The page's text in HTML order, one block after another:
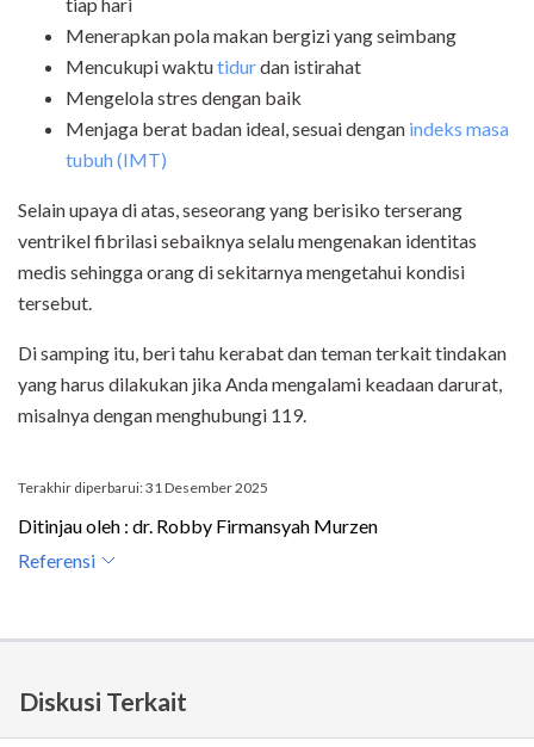
Menerapkan pola makan bergizi yang seimbang
Mencukupi waktutidurdan istirahat
Mengelola stres dengan baik
Menjaga berat badan ideal, sesuai dengan indeks masa
tubuh (IMT)
Selain upaya di atas, seseorang yang berisiko terserang
ventrikel fibrilasi sebaiknya selalu mengenakan identitas
medis sehingga orang di sekitarnya mengetahui kondisi
tersebut.
Di samping itu, beri tahu kerabat dan teman terkait tindakan
yang harus dilakukan jika Anda mengalami keadaan darurat,
misalnya dengan menghubungi 119.
Terakhir diperbarui: 31 Desember 2025